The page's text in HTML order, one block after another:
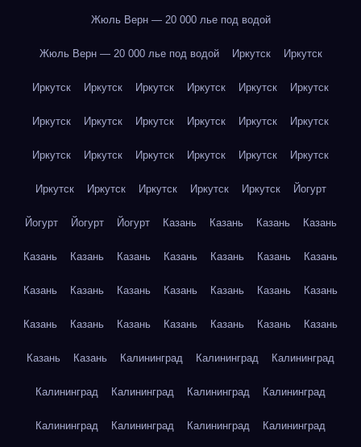
Жюль Верн — 20 000 лье под водой
Жюль Верн — 20 000 лье под водой Иркутск Иркутск
Иркутск Иркутск Иркутск Иркутск Иркутск Иркутск
Иркутск Иркутск Иркутск Иркутск Иркутск Иркутск
Иркутск Иркутск Иркутск Иркутск Иркутск Иркутск
Иркутск Иркутск Иркутск Иркутск Иркутск Йогурт
Йогурт Йогурт Йогурт Казань Казань Казань Казань
Казань Казань Казань Казань Казань Казань Казань
Казань Казань Казань Казань Казань Казань Казань
Казань Казань Казань Казань Казань Казань Казань
Казань Казань Калининград Калининград Калининград
Калининград Калининград Калининград Калининград
Калининград Калининград Калининград Калининград